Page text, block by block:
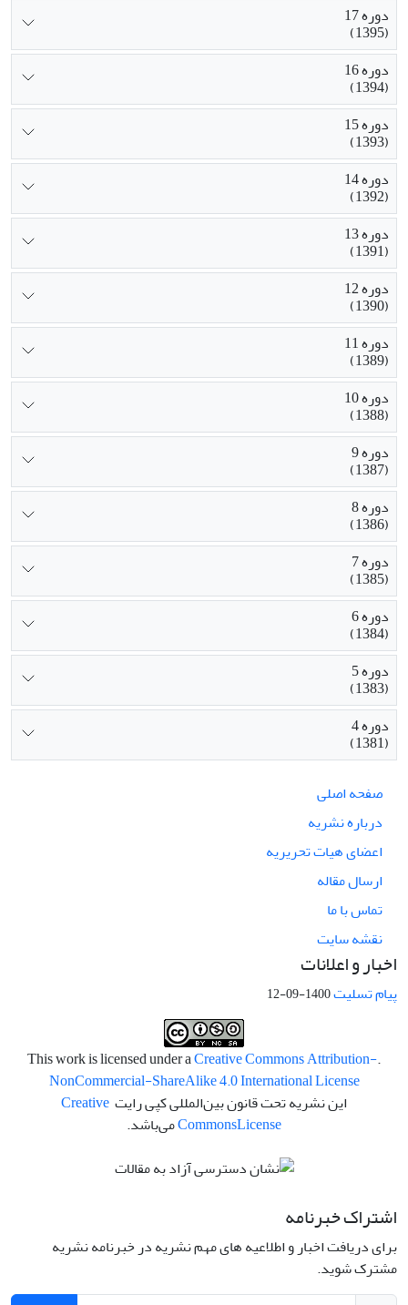
دوره 17
(1395)
دوره 16
(1394)
دوره 15
(1393)
دوره 14
(1392)
دوره 13
(1391)
دوره 12
(1390)
دوره 11
(1389)
دوره 10
(1388)
دوره 9
(1387)
دوره 8
(1386)
دوره 7
(1385)
دوره 6
(1384)
دوره 5
(1383)
دوره 4
(1381)
صفحه اصلی
درباره نشریه
اعضای هیات تحریریه
ارسال مقاله
تماس با ما
نقشه سایت
اخبار و اعلانات
پیام تسلیت1400-09-12
.This work is licensed under a
Creative Commons Attribution-
NonCommercial-ShareAlike 4.0 International License
این نشریه تحت قانون بین‌المللی کپی رایت Creative
CommonsLicense می‌باشد.
اشتراک خبرنامه
برای دریافت اخبار و اطلاعیه های مهم نشریه در خبرنامه نشریه
مشترک شوید.